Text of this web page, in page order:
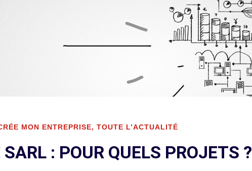
MON ENTREPRISE, TOUTE L’ACTUALITÉ
SARL : POUR QUELS PROJETS ?